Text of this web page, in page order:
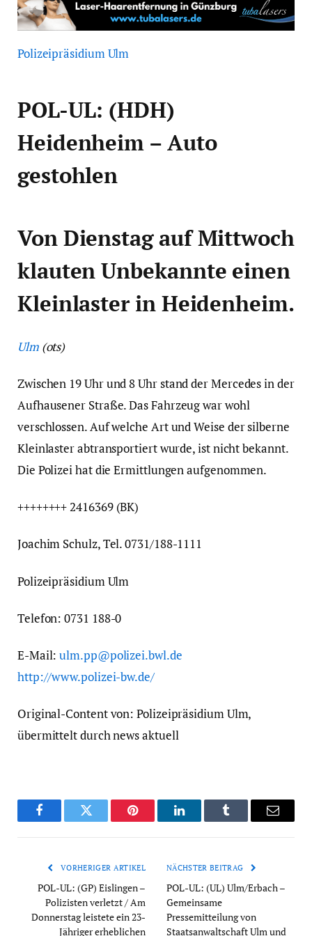
Polizeipräsidium Ulm
POL-UL: (HDH)
Heidenheim – Auto
gestohlen
Von Dienstag auf Mittwoch
klauten Unbekannte einen
Kleinlaster in Heidenheim.
Ulm(ots)
Zwischen 19 Uhr und 8 Uhr stand der Mercedes in der
Aufhausener Straße. Das Fahrzeug war wohl
verschlossen. Auf welche Art und Weise der silberne
Kleinlaster abtransportiert wurde, ist nicht bekannt.
Die Polizei hat die Ermittlungen aufgenommen.
++++++++ 2416369 (BK)
Joachim Schulz, Tel. 0731/188-1111
Polizeipräsidium Ulm
Telefon: 0731 188-0
E-Mail:ulm.pp@polizei.bwl.de
http://www.polizei-bw.de/
Original-Content von: Polizeipräsidium Ulm,
übermittelt durch news aktuell
FacebookTwitter Pinterest LinkedInTumblr Email
VORHERIGER ARTIKEL
POL-UL: (GP) Eislingen –
Polizisten verletzt / Am
Donnerstag leistete ein 23-
Jähriger erheblichen
NÄCHSTER BEITRAG
POL-UL: (UL) Ulm/Erbach –
Gemeinsame
Pressemitteilung von
Staatsanwaltschaft Ulm und